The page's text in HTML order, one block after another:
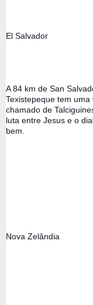
El Salvador
A 84 km de San
Texistepeque tem
chamado de
luta entre Jesus e o
bem.
Nova Zelândia